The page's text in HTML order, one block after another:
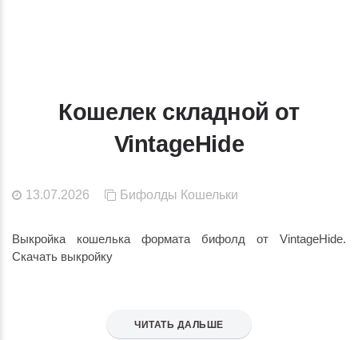
Кошелек складной от
VintageHide
13.07.2026 Бифолды Кошельки
Выкройка кошелька формата бифолд от VintageHide.
Скачать выкройку
ЧИТАТЬ ДАЛЬШЕ